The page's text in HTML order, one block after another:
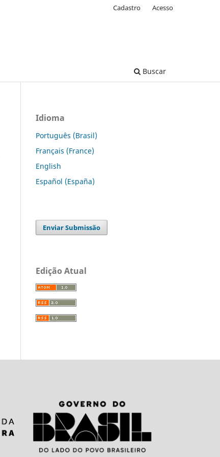
Buscar
Cadastro Acesso
Idioma
Português (Brasil)
Français (France)
English
Español (España)
Enviar Submissão
Edição Atual